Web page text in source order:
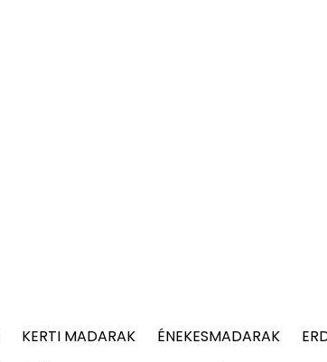
KERTI MADARAK ÉNEKESMADARAK